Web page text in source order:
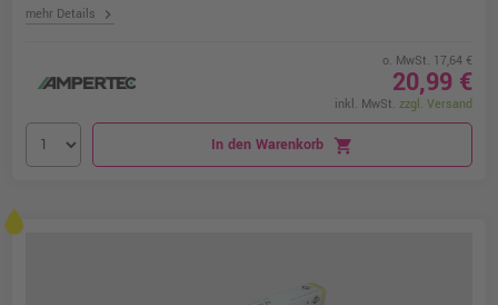
mehr Details chevron_right
o. MwSt. 17,64 €
20,99 €
inkl. MwSt. zzgl. Versand
In den Warenkorb shopping_cart